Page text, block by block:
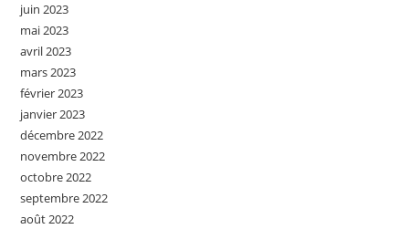
juin 2023
mai 2023
avril 2023
mars 2023
février 2023
janvier 2023
décembre 2022
novembre 2022
octobre 2022
septembre 2022
août 2022